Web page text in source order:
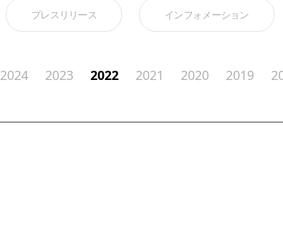
プレスリリース インフォメーション
2024 2023 2022 2021 2020 2019